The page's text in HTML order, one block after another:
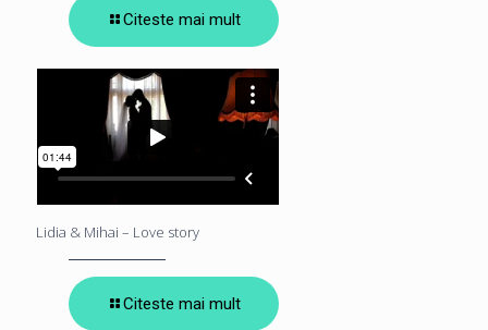
Citeste mai mult
Lidia & Mihai – Love story
Citeste mai mult